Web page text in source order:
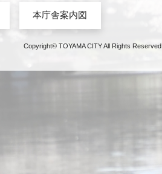
本庁舎案内図
Copyright© TOYAMA CITY All Rights Reserved.